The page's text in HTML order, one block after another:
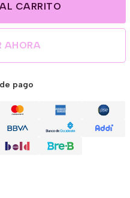
CARRITO
AHORA
pago